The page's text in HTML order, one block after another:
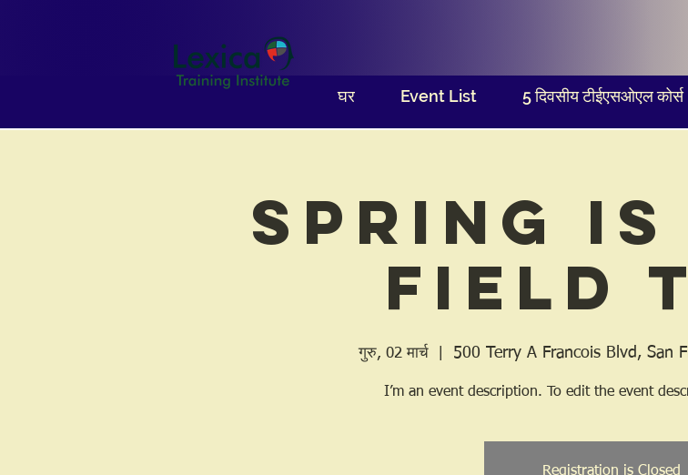
घर Event List 5 दिवसीय टीईएसओएल कोर्स
Spring is
Field
गुरु, 02 मार्च
  |
500 Terry A Francois Blvd, San
I’m an event description. To edit the event
Registration is Closed